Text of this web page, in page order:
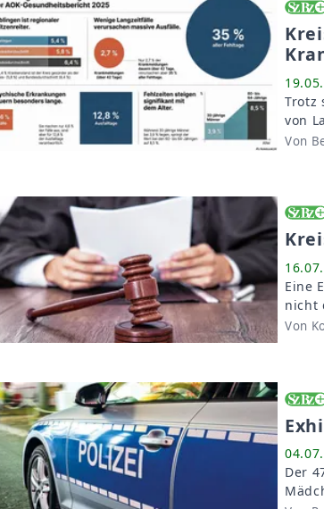
Trotz
von
Von
Eine
nicht
Von
Der